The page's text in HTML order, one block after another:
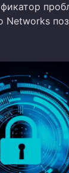
Networks